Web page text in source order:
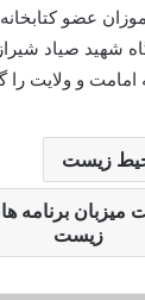
عضو کتابخانه
شهید صیاد
و ولایت را
زیست
میزبان
زیست